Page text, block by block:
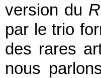
version du
par le trio
des rares
nous